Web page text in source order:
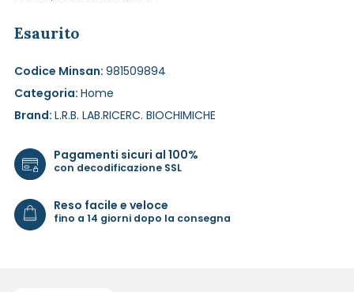
Esaurito
Codice Minsan: 981509894
Categoria: Home
Brand: L.R.B. LAB.RICERC. BIOCHIMICHE
Pagamenti sicuri al 100%
con decodificazione SSL
Reso facile e veloce
fino a 14 giorni dopo la consegna